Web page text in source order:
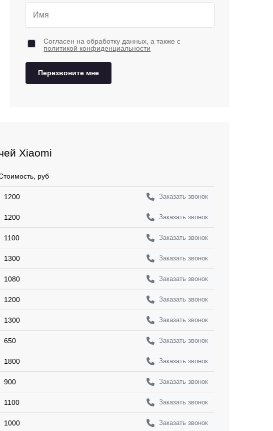
Согласен на обработку данных, а также с
политикой конфиденциальности
Перезвоните мне
Xiaomi
руб
1200 Заказать звонок
1200 Заказать звонок
1100 Заказать звонок
1300 Заказать звонок
1080 Заказать звонок
1200 Заказать звонок
1300 Заказать звонок
650 Заказать звонок
1800 Заказать звонок
900 Заказать звонок
1100 Заказать звонок
1000 Заказать звонок